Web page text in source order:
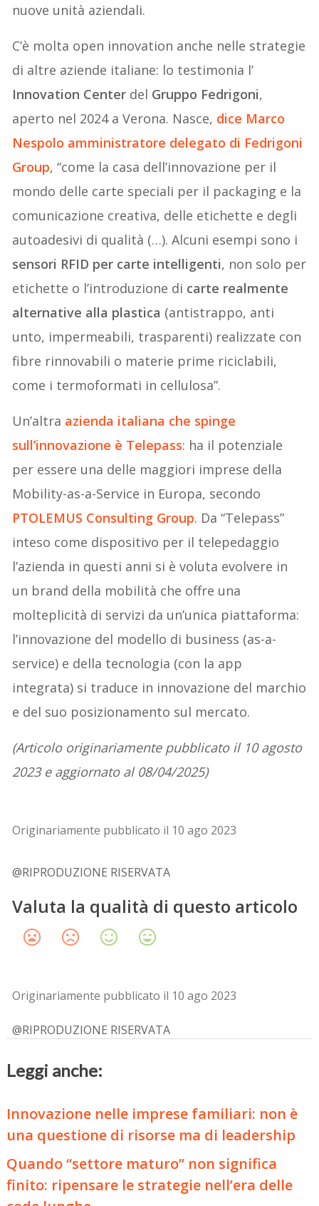
nuove unità aziendali.
C’è molta open innovation anche nelle strategie
di altre aziende italiane: lo testimonia l’
Innovation Center del Gruppo Fedrigoni,
aperto nel 2024 a Verona. Nasce, dice Marco
Nespolo amministratore delegato di Fedrigoni
Group, “come la casa dell’innovazione per il
mondo delle carte speciali per il packaging e la
comunicazione creativa, delle etichette e degli
autoadesivi di qualità (…). Alcuni esempi sono i
sensori RFID per carte intelligenti, non solo per
etichette o l’introduzione di carte realmente
alternative alla plastica (antistrappo, anti
unto, impermeabili, trasparenti) realizzate con
fibre rinnovabili o materie prime riciclabili,
come i termoformati in cellulosa”.
Un’altra azienda italiana che spinge
sull’innovazione è Telepass: ha il potenziale
per essere una delle maggiori imprese della
Mobility-as-a-Service in Europa, secondo
PTOLEMUS Consulting Group. Da “Telepass”
inteso come dispositivo per il telepedaggio
l’azienda in questi anni si è voluta evolvere in
un brand della mobilità che offre una
molteplicità di servizi da un’unica piattaforma:
l’innovazione del modello di business (as-a-
service) e della tecnologia (con la app
integrata) si traduce in innovazione del marchio
e del suo posizionamento sul mercato.
(Articolo originariamente pubblicato il 10 agosto
2023 e aggiornato al 08/04/2025)
Originariamente pubblicato il 10 ago 2023
@RIPRODUZIONE RISERVATA
Valuta la qualità di questo articolo
Originariamente pubblicato il 10 ago 2023
@RIPRODUZIONE RISERVATA
Leggi anche:
Innovazione nelle imprese familiari: non è
una questione di risorse ma di leadership
Quando “settore maturo” non significa
finito: ripensare le strategie nell’era delle